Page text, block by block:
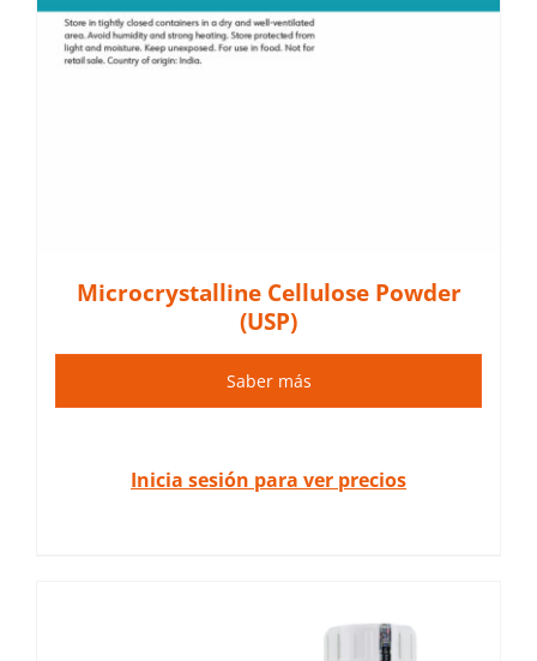
Microcrystalline Cellulose Powder
(USP)
Saber más
Inicia sesión para ver precios